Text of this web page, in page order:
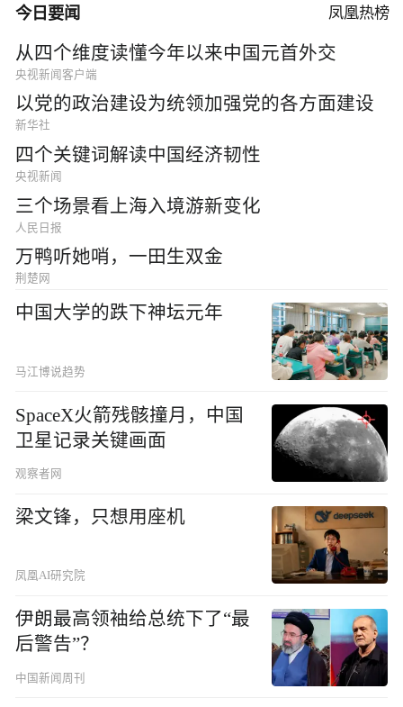
今日要闻 凤凰热榜
从四个维度读懂今年以来中国元首外交
央视新闻客户端
以党的政治建设为统领加强党的各方面建设
新华社
四个关键词解读中国经济韧性
央视新闻
三个场景看上海入境游新变化
人民日报
万鸭听她哨，一田生双金
荆楚网
中国大学的跌下神坛元年
马江博说趋势
SpaceX火箭残骸撞月，中国
卫星记录关键画面
观察者网
梁文锋，只想用座机
凤凰AI研究院
伊朗最高领袖给总统下了“最
后警告”？
中国新闻周刊